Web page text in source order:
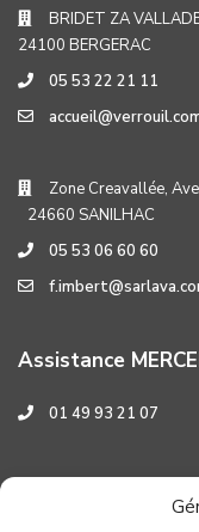
BRIDET ZA
24100 BERGERAC
05 53 22 21 11
Zone Creavallée,
24660 SANILHAC
05 53 06 60 60
Assistance
01 49 93 21 07
Assistance